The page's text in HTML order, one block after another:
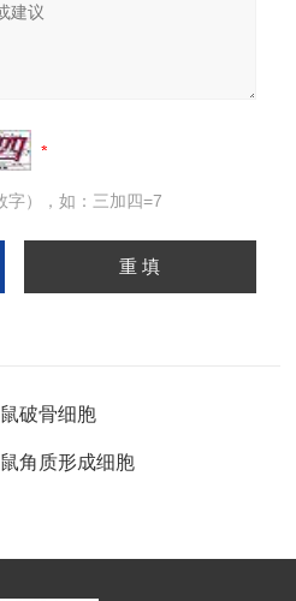
字），如：三加四=7
破骨细胞
角质形成细胞